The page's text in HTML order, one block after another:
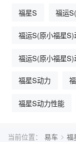
福星S 福运
福运S(原小福星S)
福运S(原小福星S)
福星S动力
福星S动力性能
当前位置： 易车 > 福